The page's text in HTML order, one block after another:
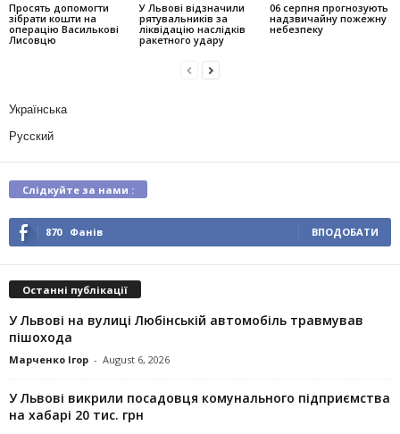
Просять допомогти
зібрати кошти на
операцію Василькові
Лисовцю
У Львові відзначили
рятувальників за
ліквідацію наслідків
ракетного удару
06 серпня прогнозують
надзвичайну пожежну
небезпеку
Українська
Русский
Слідкуйте за нами :
870 Фанів ВПОДОБАТИ
Останні публікації
У Львові на вулиці Любінській автомобіль травмував
пішохода
Марченко Ігор - August 6, 2026
У Львові викрили посадовця комунального підприємства
на хабарі 20 тис. грн